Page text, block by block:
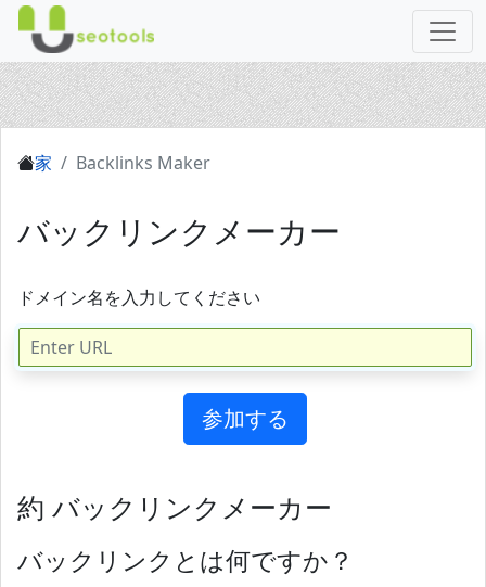
家 Backlinks Maker
バックリンクメーカー
ドメイン名を入力してください
約 バックリンクメーカー
バックリンクとは何ですか？